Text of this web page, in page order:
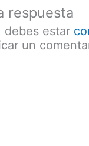
respuesta
debes estar
un